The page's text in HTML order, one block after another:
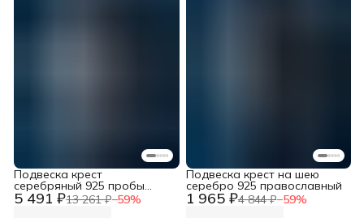
5 491 ₽13 261 ₽−59%
Подвеска крест
серебряный 925 пробы
православный 1 965 ₽4 844 ₽−59%
Подвеска крест на шею
серебро 925 православный